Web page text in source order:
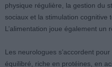
physique régulière, la gestion du
sociaux et la stimulation cognitive
L’alimentation joue également un
Les neurologues s’accordent
équilibré, riche en protéines, en